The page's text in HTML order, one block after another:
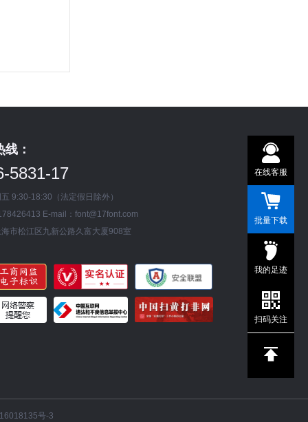
在线客服
在线客
工作日
微信扫码
客服电
4006-
批量下载
我的足迹
扫码关注
：
5831-17
9:30-18:30（法定假日除外）
E-mail：font@17font.com
市松江区九新公路久富大厦908室
号-3